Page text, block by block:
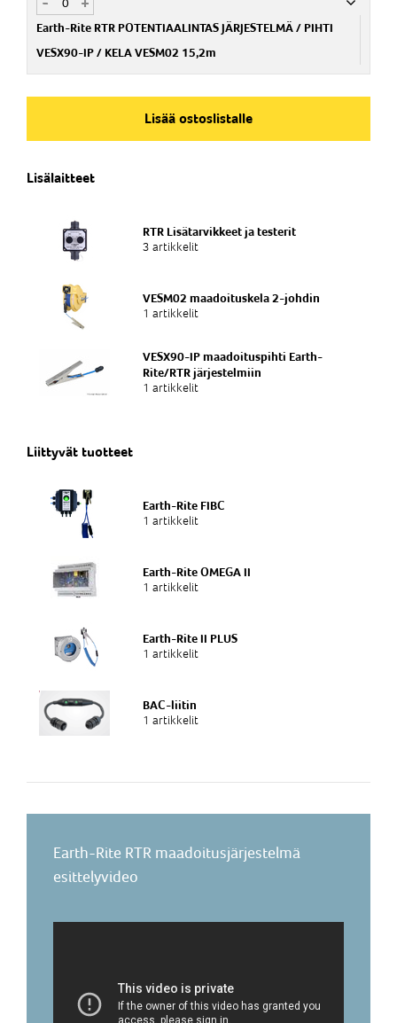
Nim. Nro
NG094801
Earth-Rite RTR POTENTIAALINTAS JÄRJESTELMÄ / PIHTI
VESX90-IP / KELA VESM02 15,2m
Nim. Nro
Lisää ostoslistalle
Lisälaitteet
RTR Lisätarvikkeet ja testerit
3 artikkelit
VESM02 maadoituskela 2-johdin
1 artikkelit
VESX90-IP maadoituspihti Earth-
Rite/RTR järjestelmiin
1 artikkelit
Liittyvät tuotteet
Earth-Rite FIBC
1 artikkelit
Earth-Rite OMEGA II
1 artikkelit
Earth-Rite II PLUS
1 artikkelit
BAC-liitin
1 artikkelit
Earth-Rite RTR maadoitusjärjestelmä
esittelyvideo